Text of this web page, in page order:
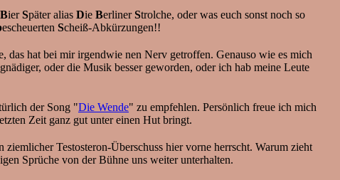
BierSpäter alias Die BerlinerStrolche, oder was euch sonst noch so
escheuerten Scheiß-Abkürzungen!!
das hat bei mir irgendwie nen Nerv getroffen. Genauso wie es mich
oder die Musik besser geworden, oder ich hab meine Leute
der Song "Die Wende" zu empfehlen. Persönlich freue ich mich
Zeit ganz gut unter einen Hut bringt.
Testosteron-Überschuss hier vorne herrscht. Warum zieht
Sprüche von der Bühne uns weiter unterhalten.